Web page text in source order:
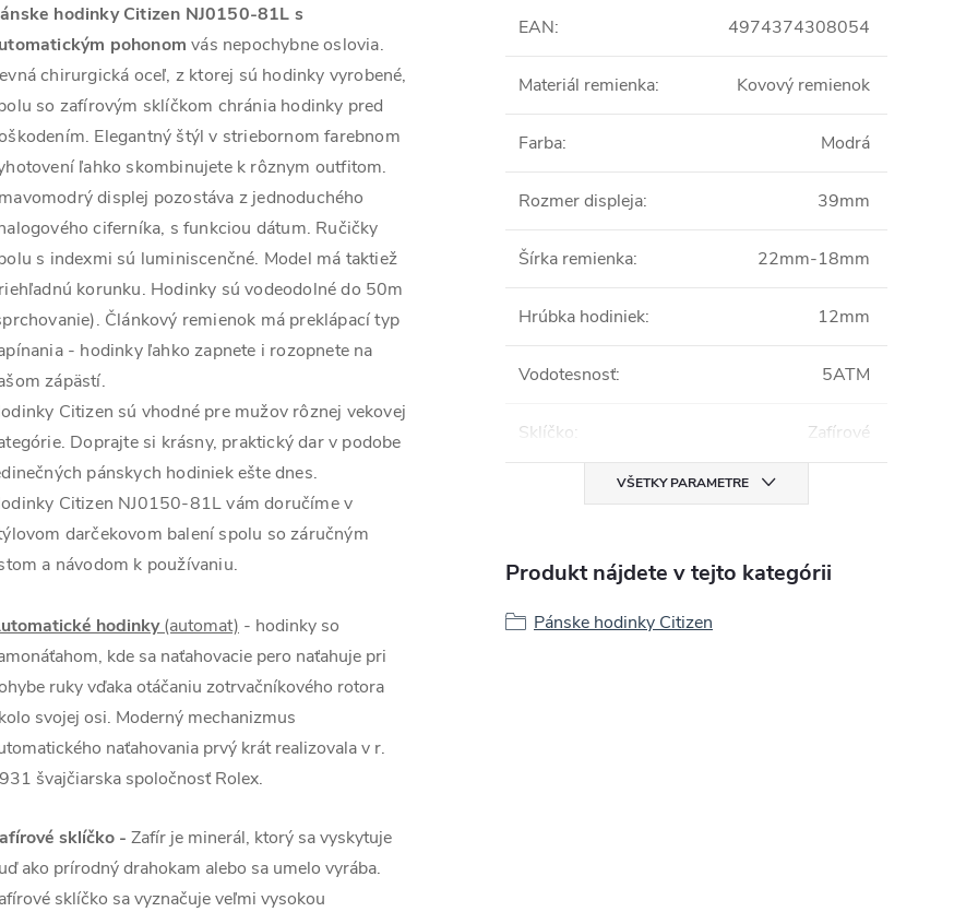
hodinky Citizen NJ0150-81L s
pohonomvás nepochybne oslovia.
chirurgická oceľ, z ktorej sú hodinky vyrobené,
so zafírovým sklíčkom chránia hodinky pred
Elegantný štýl v striebornom farebnom
ľahko skombinujete k rôznym outfitom.
displej pozostáva z jednoduchého
ciferníka, s funkciou dátum. Ručičky
s indexmi sú luminiscenčné. Model má taktiež
korunku. Hodinky sú vodeodolné do 50m
Článkový remienok má preklápací typ
- hodinky ľahko zapnete i rozopnete na
zápästí.
Citizen sú vhodné pre mužov rôznej vekovej
Doprajte si krásny, praktický dar v podobe
pánskych hodiniek ešte dnes.
Citizen NJ0150-81L vám doručíme v
darčekovom balení spolu so záručným
a návodom k používaniu.
hodinky(automat) - hodinky so
kde sa naťahovacie pero naťahuje pri
ruky vďaka otáčaniu zotrvačníkového rotora
svojej osi. Moderný mechanizmus
naťahovania prvý krát realizovala v r.
švajčiarska spoločnosť Rolex.
sklíčko - Zafír je minerál, ktorý sa vyskytuje
ako prírodný drahokam alebo sa umelo vyrába.
sklíčko sa vyznačuje veľmi vysokou
EAN: 4974374308054
Materiál remienka: Kovový remienok
Farba: Modrá
Rozmer displeja: 39mm
Šírka remienka: 22mm-18mm
Hrúbka hodiniek: 12mm
Vodotesnosť: 5ATM
Sklíčko: Zafírové
VŠETKY PARAMETRE
Produkt nájdete v tejto kategórii
Pánske hodinky Citizen